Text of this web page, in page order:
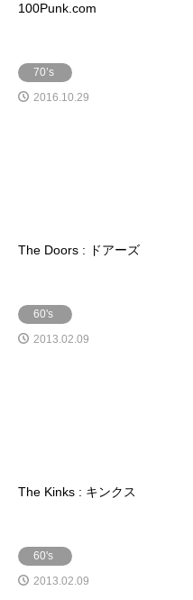
100Punk.com
70’s
2016.10.29
The Doors : ドアーズ
60's
2013.02.09
The Kinks : キンクス
60's
2013.02.09